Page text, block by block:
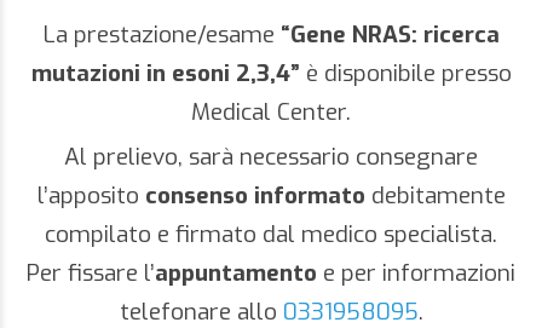
La prestazione/esame “Gene NRAS: ricerca
mutazioni in esoni 2,3,4” è disponibile presso
Medical Center.
Al prelievo, sarà necessario consegnare
l’apposito consenso informato debitamente
compilato e firmato dal medico specialista.
Per fissare l’appuntamento e per informazioni
telefonare allo 0331958095.